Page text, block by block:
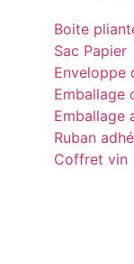
Boite
Sac Papier
Enveloppe
Emballage
Emballage
Ruban
Coffret vin